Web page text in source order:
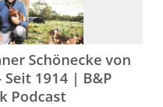
Schönecke von
Seit 1914 | B&P
Podcast